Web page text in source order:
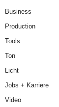
Business
Production
Tools
Ton
Licht
Jobs + Karriere
Video